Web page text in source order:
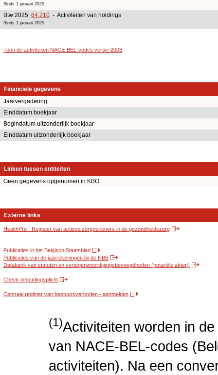
Sinds 1 januari 2025
Btw 2025 64.210 - Activiteiten van holdings
Sinds 1 januari 2025
Toon de activiteiten NACE-BEL-codes versie 2008
Financiële gegevens
Jaarvergadering
Einddatum boekjaar
Begindatum uitzonderlijk boekjaar
Einddatum uitzonderlijk boekjaar
Linken tussen entiteiten
Geen gegevens opgenomen in KBO.
Externe links
HealthPro - Register van actieve zorgverleners in de gezondheidszorg
Publicaties in het Belgisch Staatsblad
Publicaties van de jaarrekeningen bij de NBB
Databank van statuten en vertegenwoordigingsbevoegdheden (notariële akten)
Check inhoudingsplicht
Centraal register van bestuursverboden - aanmelden
(1)Activiteiten worden in
van NACE-BEL-codes
activiteiten). Na een